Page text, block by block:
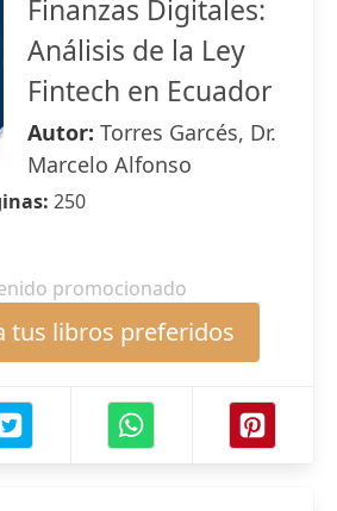
Finanzas Digitales:
Análisis de la Ley
Fintech en Ecuador
Autor: Torres Garcés, Dr.
Marcelo Alfonso
250
promocionado
tus libros preferidos